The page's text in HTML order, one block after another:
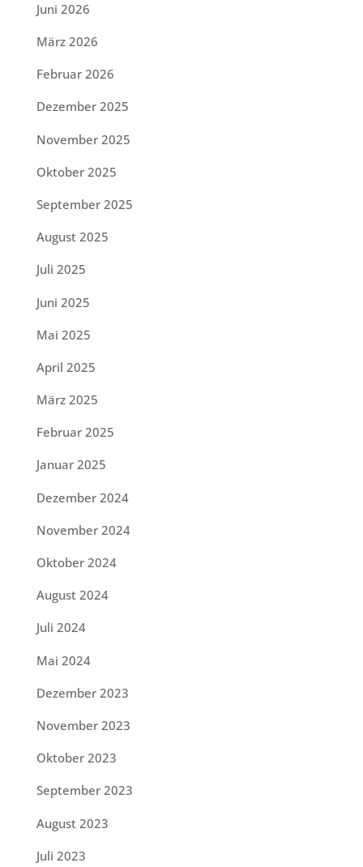
Juni 2026
März 2026
Februar 2026
Dezember 2025
November 2025
Oktober 2025
September 2025
August 2025
Juli 2025
Juni 2025
Mai 2025
April 2025
März 2025
Februar 2025
Januar 2025
Dezember 2024
November 2024
Oktober 2024
August 2024
Juli 2024
Mai 2024
Dezember 2023
November 2023
Oktober 2023
September 2023
August 2023
Juli 2023